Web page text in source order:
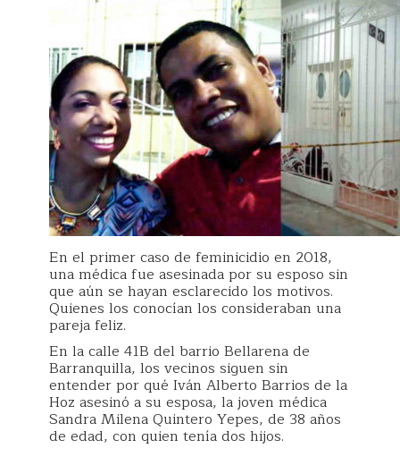
En el primer caso de feminicidio en 2018,
una médica fue asesinada por su esposo sin
que aún se hayan esclarecido los motivos.
Quienes los conocían los consideraban una
pareja feliz.
En la calle 41B del barrio Bellarena de
Barranquilla, los vecinos siguen sin
entender por qué Iván Alberto Barrios de la
Hoz asesinó a su esposa, la joven médica
Sandra Milena Quintero Yepes, de 38 años
de edad, con quien tenía dos hijos.